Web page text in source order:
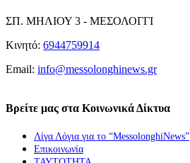
ΣΠ. ΜΗΛΙΟΥ 3 - ΜΕΣΟΛΟΓΓΙ
Κινητό: 6944759914
Email: info@messolonghinews.gr
Βρείτε μας στα Κοινωνικά Δίκτυα
Λίγα Λόγια για το “MessolonghiNews”
Επικοινωνία